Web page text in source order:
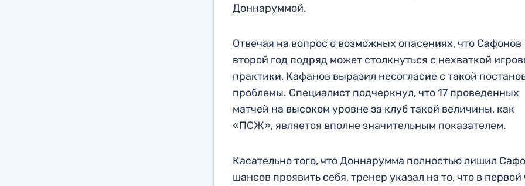
Доннаруммой.
Отвечая на вопрос о возможных опасениях, что Сафонов
второй год подряд может столкнуться с нехваткой
практики, Кафанов выразил несогласие с такой
проблемы. Специалист подчеркнул, что 17 проведенных
матчей на высоком уровне за клуб такой величины, как
«ПСЖ», является вполне значительным показателем.
Касательно того, что Доннарумма полностью лишил
шансов проявить себя, тренер указал на то, что в первой